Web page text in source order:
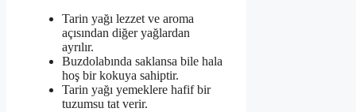
Tarin yağı lezzet ve aroma
açısından diğer yağlardan
ayrılır.
Buzdolabında saklansa bile hala
hoş bir kokuya sahiptir.
Tarin yağı yemeklere hafif bir
tuzumsu tat verir.